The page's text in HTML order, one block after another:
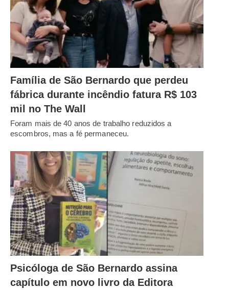
Família de São Bernardo que perdeu
fábrica durante incêndio fatura R$ 103
mil no The Wall
Foram mais de 40 anos de trabalho reduzidos a
escombros, mas a fé permaneceu.
Psicóloga de São Bernardo assina
capítulo em novo livro da Editora